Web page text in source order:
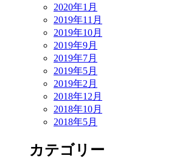
2020年1月
2019年11月
2019年10月
2019年9月
2019年7月
2019年5月
2019年2月
2018年12月
2018年10月
2018年5月
カテゴリー